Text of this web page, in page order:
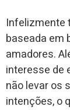
Infelizmente
baseada em
amadores.
interesse de
não levar os
intenções, o